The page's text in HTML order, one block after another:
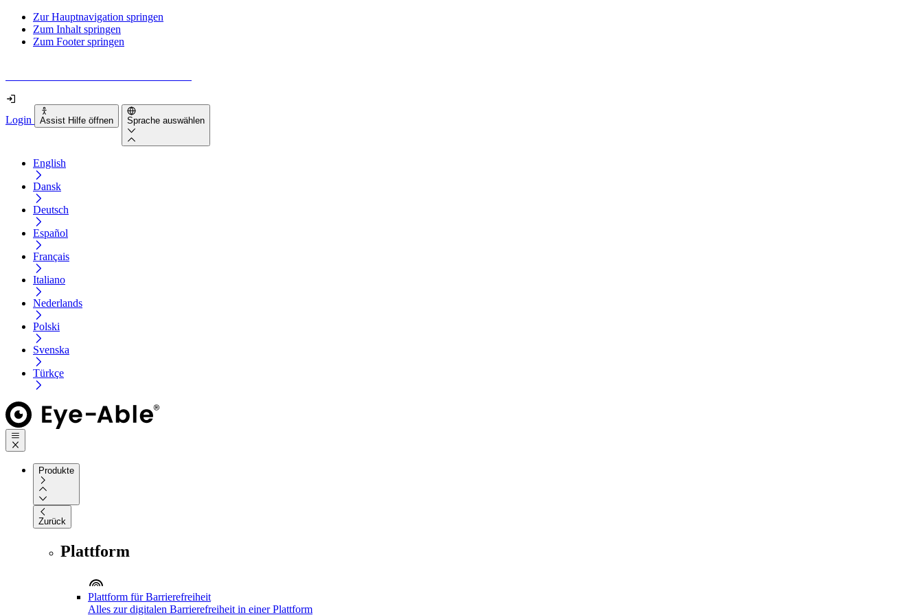
Zur Hauptnavigation springen
Zum Inhalt springen
Zum Footer springen
Login Assist Hilfe öffnen Sprache auswählen
English
Dansk
Deutsch
Español
Français
Italiano
Nederlands
Polski
Svenska
Türkçe
Produkte
Zurück
Plattform
Plattform für Barrierefreiheit
Alles zur digitalen Barrierefreiheit in einer Plattform